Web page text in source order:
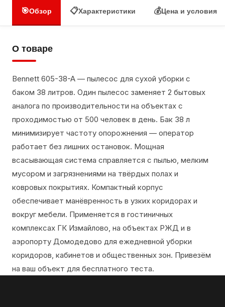
🎯Обзор 📋Характеристики 💰Цена и условия
О товаре
Bennett 605-38-A — пылесос для сухой уборки с
баком 38 литров. Один пылесос заменяет 2 бытовых
аналога по производительности на объектах с
проходимостью от 500 человек в день. Бак 38 л
минимизирует частоту опорожнения — оператор
работает без лишних остановок. Мощная
всасывающая система справляется с пылью, мелким
мусором и загрязнениями на твёрдых полах и
ковровых покрытиях. Компактный корпус
обеспечивает манёвренность в узких коридорах и
вокруг мебели. Применяется в гостиничных
комплексах ГК Измайлово, на объектах РЖД и в
аэропорту Домодедово для ежедневной уборки
коридоров, кабинетов и общественных зон. Привезём
на ваш объект для бесплатного теста.